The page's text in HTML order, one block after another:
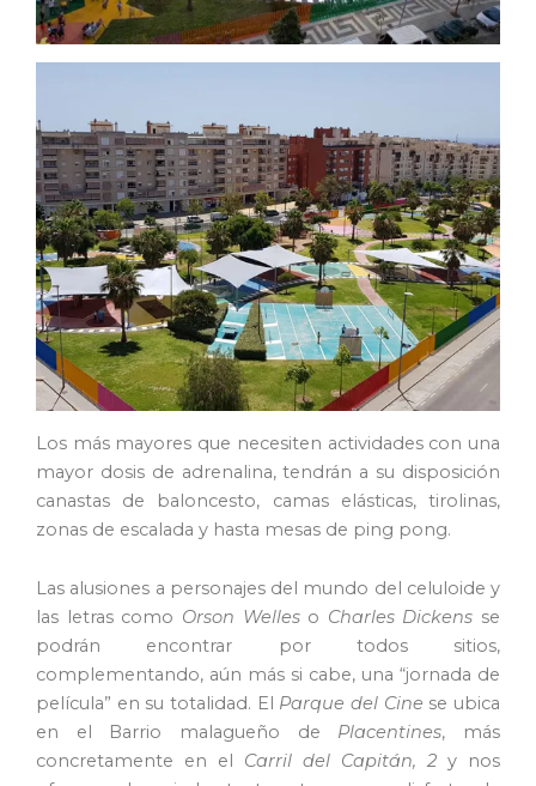
Los más mayores que necesiten actividades con una
mayor dosis de adrenalina, tendrán a su disposición
canastas de baloncesto, camas elásticas, tirolinas,
zonas de escalada y hasta mesas de ping pong.
Las alusiones a personajes del mundo del celuloide y
las letras como Orson Welleso Charles Dickens se
podrán encontrar por todos sitios,
complementando, aún más si cabe, una “jornada de
película” en su totalidad. El Parque del Cine se ubica
en el Barrio malagueño de Placentines, más
concretamente en el Carril del Capitán, 2 y nos